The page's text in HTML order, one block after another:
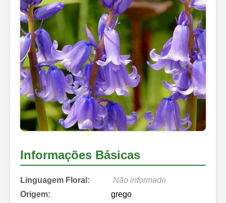
Informações Básicas
Linguagem Floral:
Não informado
Origem:
grego